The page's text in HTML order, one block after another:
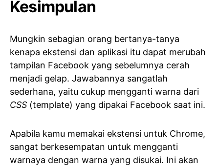
Kesimpulan
Mungkin sebagian orang bertanya-tanya
kenapa ekstensi dan aplikasi itu dapat merubah
tampilan Facebook yang sebelumnya cerah
menjadi gelap. Jawabannya sangatlah
sederhana, yaitu cukup mengganti warna dari
CSS (template) yang dipakai Facebook saat ini.
Apabila kamu memakai ekstensi untuk Chrome,
sangat berkesempatan untuk mengganti
warnaya dengan warna yang disukai. Ini akan